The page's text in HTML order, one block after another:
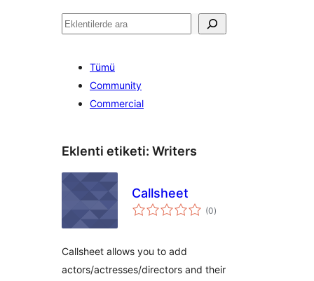
Ara
Tümü
Community
Commercial
Eklenti etiketi: Writers
Callsheet
(0toplam
puan
)
Callsheet allows you to add
actors/actresses/directors and their